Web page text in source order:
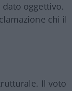
oggettivo.
chi il
Il voto